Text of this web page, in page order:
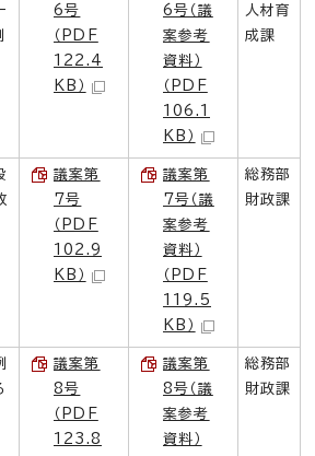
6号
（PDF
122.4
KB）
6号（議
案参考
資料）
（PDF
106.1
KB）
人材育
成課
議案第
7号
（PDF
102.9
KB）
議案第
7号（議
案参考
資料）
（PDF
119.5
KB）
総務部
財政課
議案第
8号
（PDF
123.8
議案第
8号（議
案参考
資料）
総務部
財政課